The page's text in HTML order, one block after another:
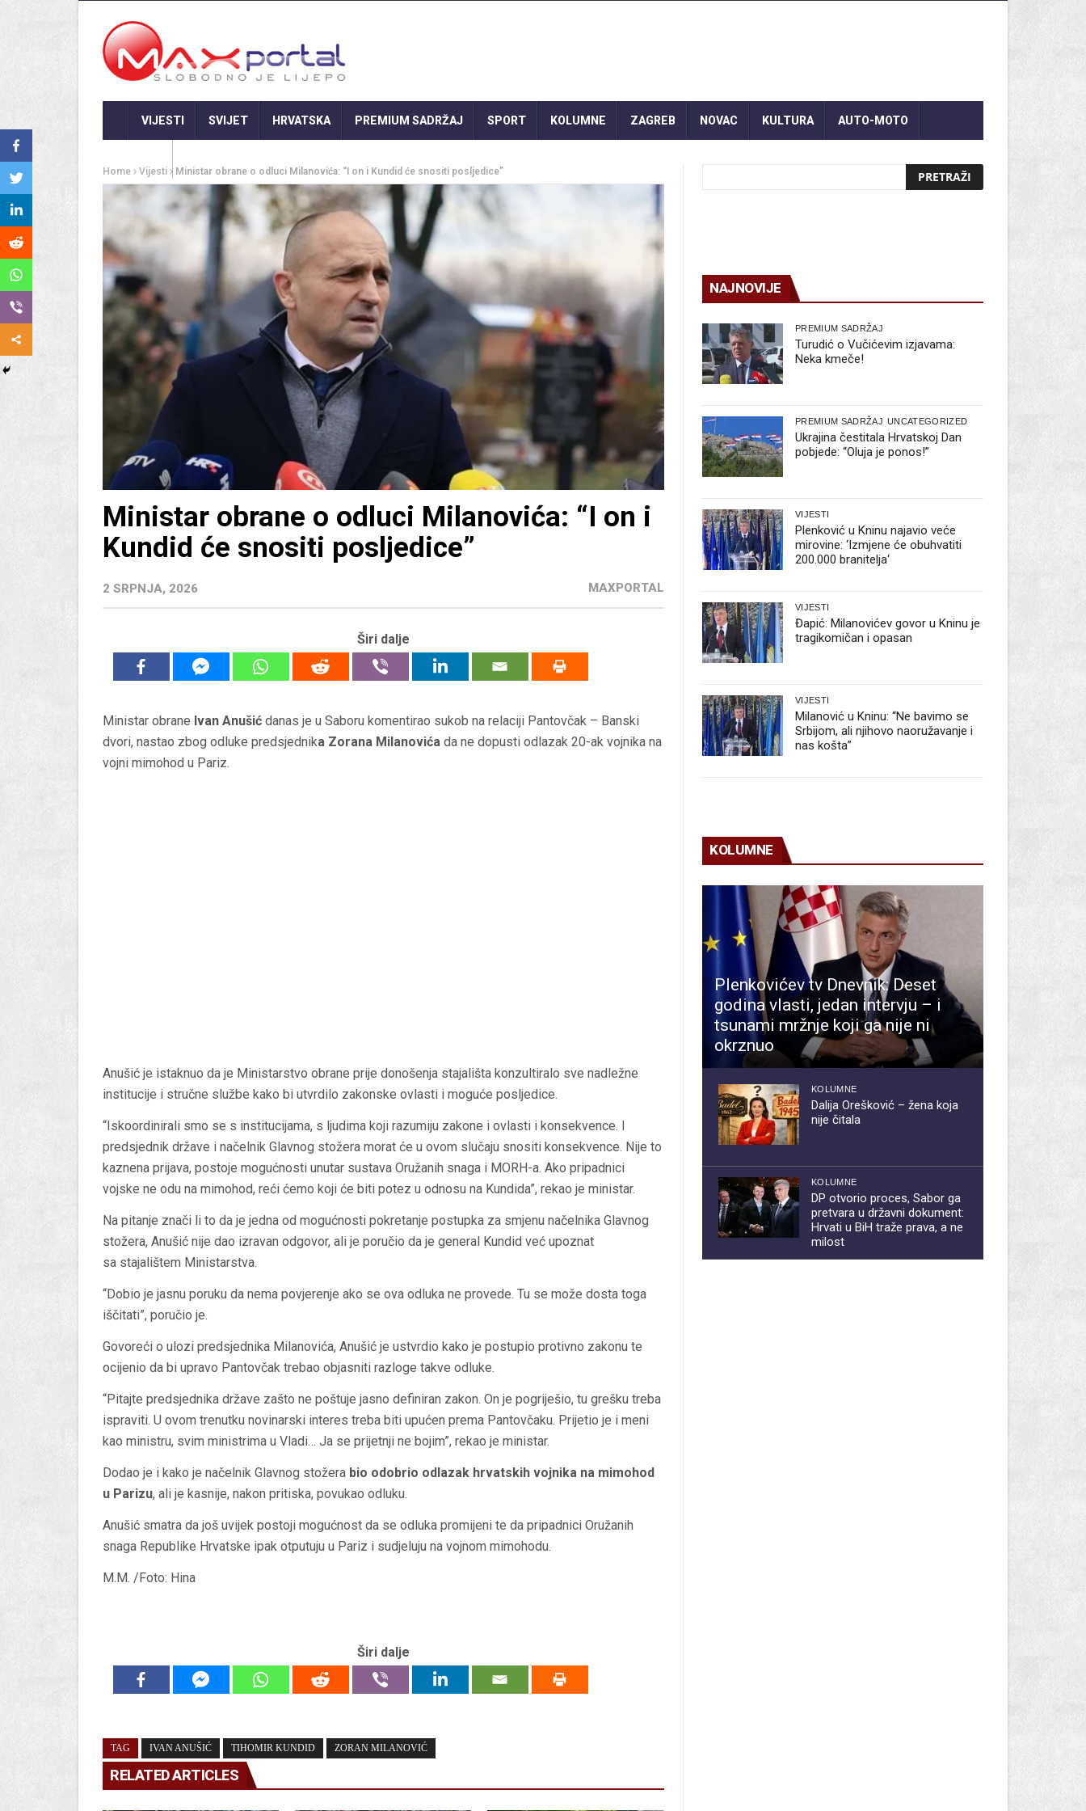
VIJESTI SVIJET HRVATSKA PREMIUM SADRŽAJ SPORT KOLUMNE ZAGREB NOVAC KULTURA AUTO-MOTO
Home Vijesti Ministar obrane o odluci Milanovića: “I on i Kundid će snositi posljedice”
Ministar obrane o odluci Milanovića: “I on i
Kundid će snositi posljedice”
2 SRPNJA, 2026 MAXPORTAL
Širi dalje
Ministar obrane Ivan Anušić danas je u Saboru komentirao sukob na relaciji Pantovčak – Banski
dvori, nastao zbog odluke predsjednika Zorana Milanovića da ne dopusti odlazak 20-ak vojnika na
vojni mimohod u Pariz.
Anušić je istaknuo da je Ministarstvo obrane prije donošenja stajališta konzultiralo sve nadležne
institucije i stručne službe kako bi utvrdilo zakonske ovlasti i moguće posljedice.
“Iskoordinirali smo se s institucijama, s ljudima koji razumiju zakone i ovlasti i konsekvence. I
predsjednik države i načelnik Glavnog stožera morat će u ovom slučaju snositi konsekvence. Nije to
kaznena prijava, postoje mogućnosti unutar sustava Oružanih snaga i MORH-a. Ako pripadnici
vojske ne odu na mimohod, reći ćemo koji će biti potez u odnosu na Kundida”, rekao je ministar.
Na pitanje znači li to da je jedna od mogućnosti pokretanje postupka za smjenu načelnika Glavnog
stožera, Anušić nije dao izravan odgovor, ali je poručio da je general Kundid već upoznat
sa stajalištem Ministarstva.
“Dobio je jasnu poruku da nema povjerenje ako se ova odluka ne provede. Tu se može dosta toga
iščitati”, poručio je.
Govoreći o ulozi predsjednika Milanovića, Anušić je ustvrdio kako je postupio protivno zakonu te
ocijenio da bi upravo Pantovčak trebao objasniti razloge takve odluke.
“Pitajte predsjednika države zašto ne poštuje jasno definiran zakon. On je pogriješio, tu grešku treba
ispraviti. U ovom trenutku novinarski interes treba biti upućen prema Pantovčaku. Prijetio je i meni
kao ministru, svim ministrima u Vladi… Ja se prijetnji ne bojim”, rekao je ministar.
Dodao je i kako je načelnik Glavnog stožera bio odobrio odlazak hrvatskih vojnika na mimohod
u Parizu, ali je kasnije, nakon pritiska, povukao odluku.
Anušić smatra da još uvijek postoji mogućnost da se odluka promijeni te da pripadnici Oružanih
snaga Republike Hrvatske ipak otputuju u Pariz i sudjeluju na vojnom mimohodu.
M.M. /Foto: Hina
Širi dalje
TAG IVAN ANUŠIĆ TIHOMIR KUNDID ZORAN MILANOVIĆ
RELATED ARTICLES
NAJNOVIJE
PREMIUM SADRŽAJ
Turudić o Vučićevim izjavama:
Neka kmeče!
PREMIUM SADRŽAJ UNCATEGORIZED
Ukrajina čestitala Hrvatskoj Dan
pobjede: “Oluja je ponos!”
VIJESTI
Plenković u Kninu najavio veće
mirovine: ‘Izmjene će obuhvatiti
200.000 branitelja‘
VIJESTI
Đapić: Milanovićev govor u Kninu je
tragikomičan i opasan
VIJESTI
Milanović u Kninu: “Ne bavimo se
Srbijom, ali njihovo naoružavanje i
nas košta”
KOLUMNE
Plenkovićev tv Dnevnik: Deset
godina vlasti, jedan intervju – i
tsunami mržnje koji ga nije ni
okrznuo
KOLUMNE
Dalija Orešković – žena koja
nije čitala
KOLUMNE
DP otvorio proces, Sabor ga
pretvara u državni dokument:
Hrvati u BiH traže prava, a ne
milost